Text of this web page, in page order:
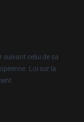
suivant celui de sa
Loi sur la